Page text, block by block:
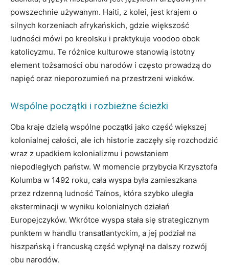
powszechnie używanym. Haiti, z kolei, jest krajem o
silnych korzeniach afrykańskich, gdzie większość
ludności mówi po kreolsku i praktykuje voodoo obok
katolicyzmu. Te różnice kulturowe stanowią istotny
element tożsamości obu narodów i często prowadzą do
napięć oraz nieporozumień na przestrzeni wieków.
Wspólne początki i rozbieżne ścieżki
Oba kraje dzielą wspólne początki jako część większej
kolonialnej całości, ale ich historie zaczęły się rozchodzić
wraz z upadkiem kolonializmu i powstaniem
niepodległych państw. W momencie przybycia Krzysztofa
Kolumba w 1492 roku, cała wyspa była zamieszkana
przez rdzenną ludność Taínos, która szybko uległa
eksterminacji w wyniku kolonialnych działań
Europejczyków. Wkrótce wyspa stała się strategicznym
punktem w handlu transatlantyckim, a jej podział na
hiszpańską i francuską część wpłynął na dalszy rozwój
obu narodów.